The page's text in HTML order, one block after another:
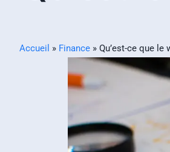
Accueil » Finance » Qu’est-ce que le